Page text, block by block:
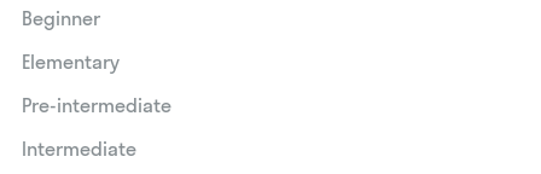
Beginner
Elementary
Pre-intermediate
Intermediate